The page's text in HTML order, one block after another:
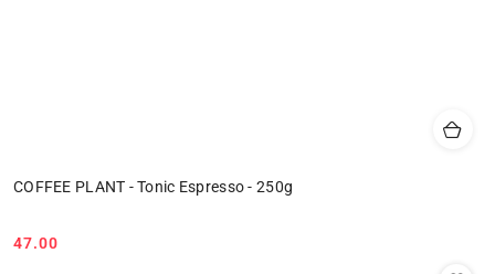
COFFEE PLANT - Tonic Espresso - 250g
Cena:
47.00